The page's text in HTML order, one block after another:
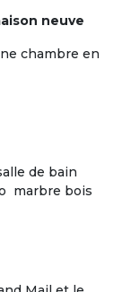
neuve
chambre en
de bain
marbre bois